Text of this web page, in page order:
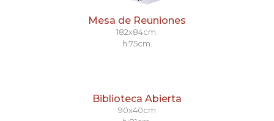
Mesa de Reuniones
182x84cm.
h:75cm.
Biblioteca Abierta
90x40cm